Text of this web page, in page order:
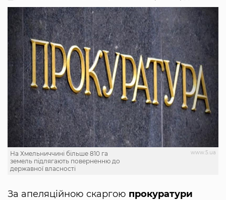
www.5.ua
На Хмельниччині більше 810 га
земель підлягають поверненню до
державної власності
За апеляційною скаргою прокуратури